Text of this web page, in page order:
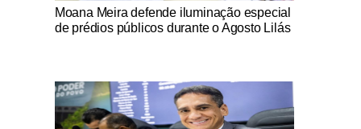
Notícias Católicas
Moana Meira defende iluminação especial
de prédios públicos durante o Agosto Lilás